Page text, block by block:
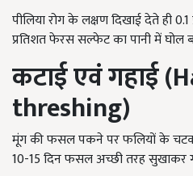
पीलिया रोग के लक्षण दिखाई देते ही
प्रतिशत फेरस सल्फेट का पानी में घोल
कटाई एवं गहाई
threshing)
मूंग की फसल पकने पर फलियों के
10-15 दिन फसल अच्छी तरह सुखाकर